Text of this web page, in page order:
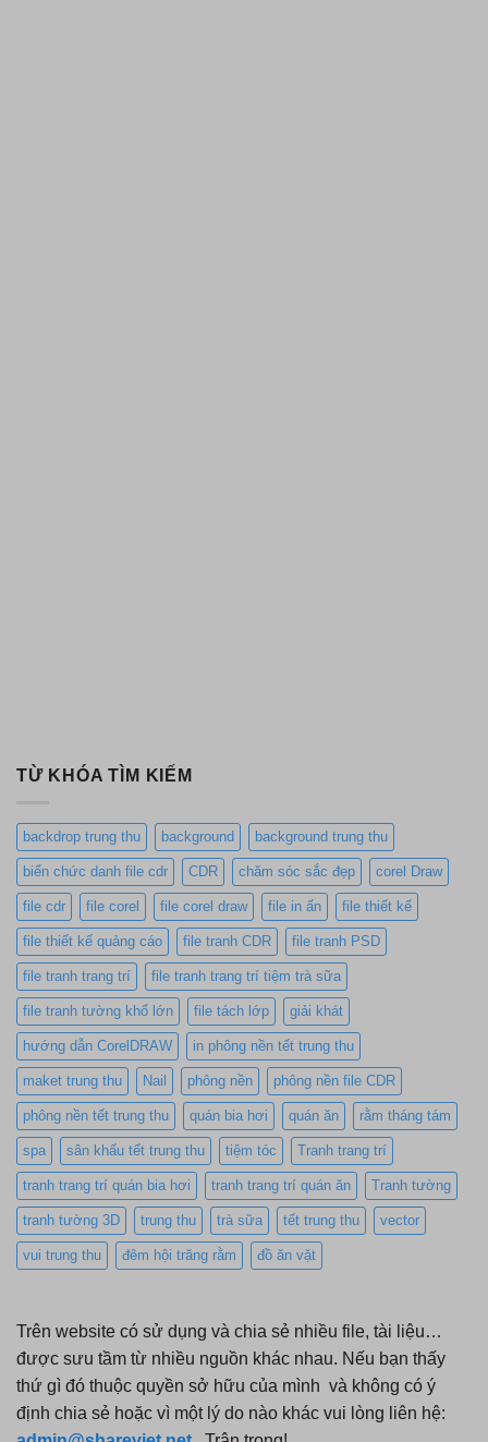
TỪ KHÓA TÌM KIẾM
backdrop trung thu background background trung thu
biển chức danh file cdr CDR chăm sóc sắc đẹp corel Draw
file cdr file corel file corel draw file in ấn file thiết kế
file thiết kế quảng cáo file tranh CDR file tranh PSD
file tranh trang trí file tranh trang trí tiệm trà sữa
file tranh tường khổ lớn file tách lớp giải khát
hướng dẫn CorelDRAW in phông nền tết trung thu
maket trung thu Nail phông nền phông nền file CDR
phông nền tết trung thu quán bia hơi quán ăn rằm tháng tám
spa sân khấu tết trung thu tiệm tóc Tranh trang trí
tranh trang trí quán bia hơi tranh trang trí quán ăn Tranh tường
tranh tường 3D trung thu trà sữa tết trung thu vector
vui trung thu đêm hội trăng rằm đồ ăn vặt
Trên website có sử dụng và chia sẻ nhiều file, tài liệu…
được sưu tầm từ nhiều nguồn khác nhau. Nếu bạn thấy
thứ gì đó thuộc quyền sở hữu của mình và không có ý
định chia sẻ hoặc vì một lý do nào khác vui lòng liên hệ: